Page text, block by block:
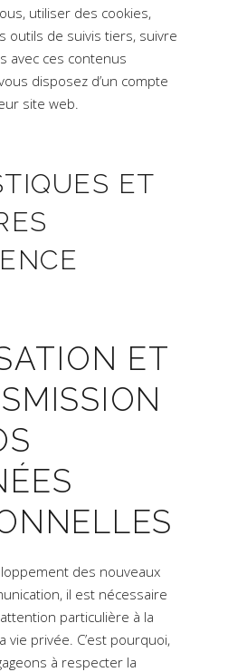
utiliser des cookies,
outils de suivis tiers, suivre
avec ces contenus
disposez d’un compte
site web.
ET
ET
des nouveaux
il est nécessaire
particulière à la
vie privée. C’est pourquoi,
à respecter la